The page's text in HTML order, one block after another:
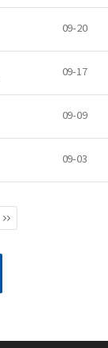
09-20
09-17
09-09
09-03